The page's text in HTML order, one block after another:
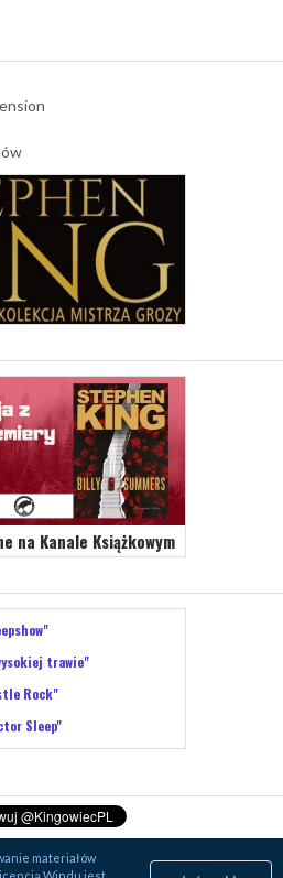
na Kanale Książkowym
trawie"
Rock"
Sleep"
materiałów